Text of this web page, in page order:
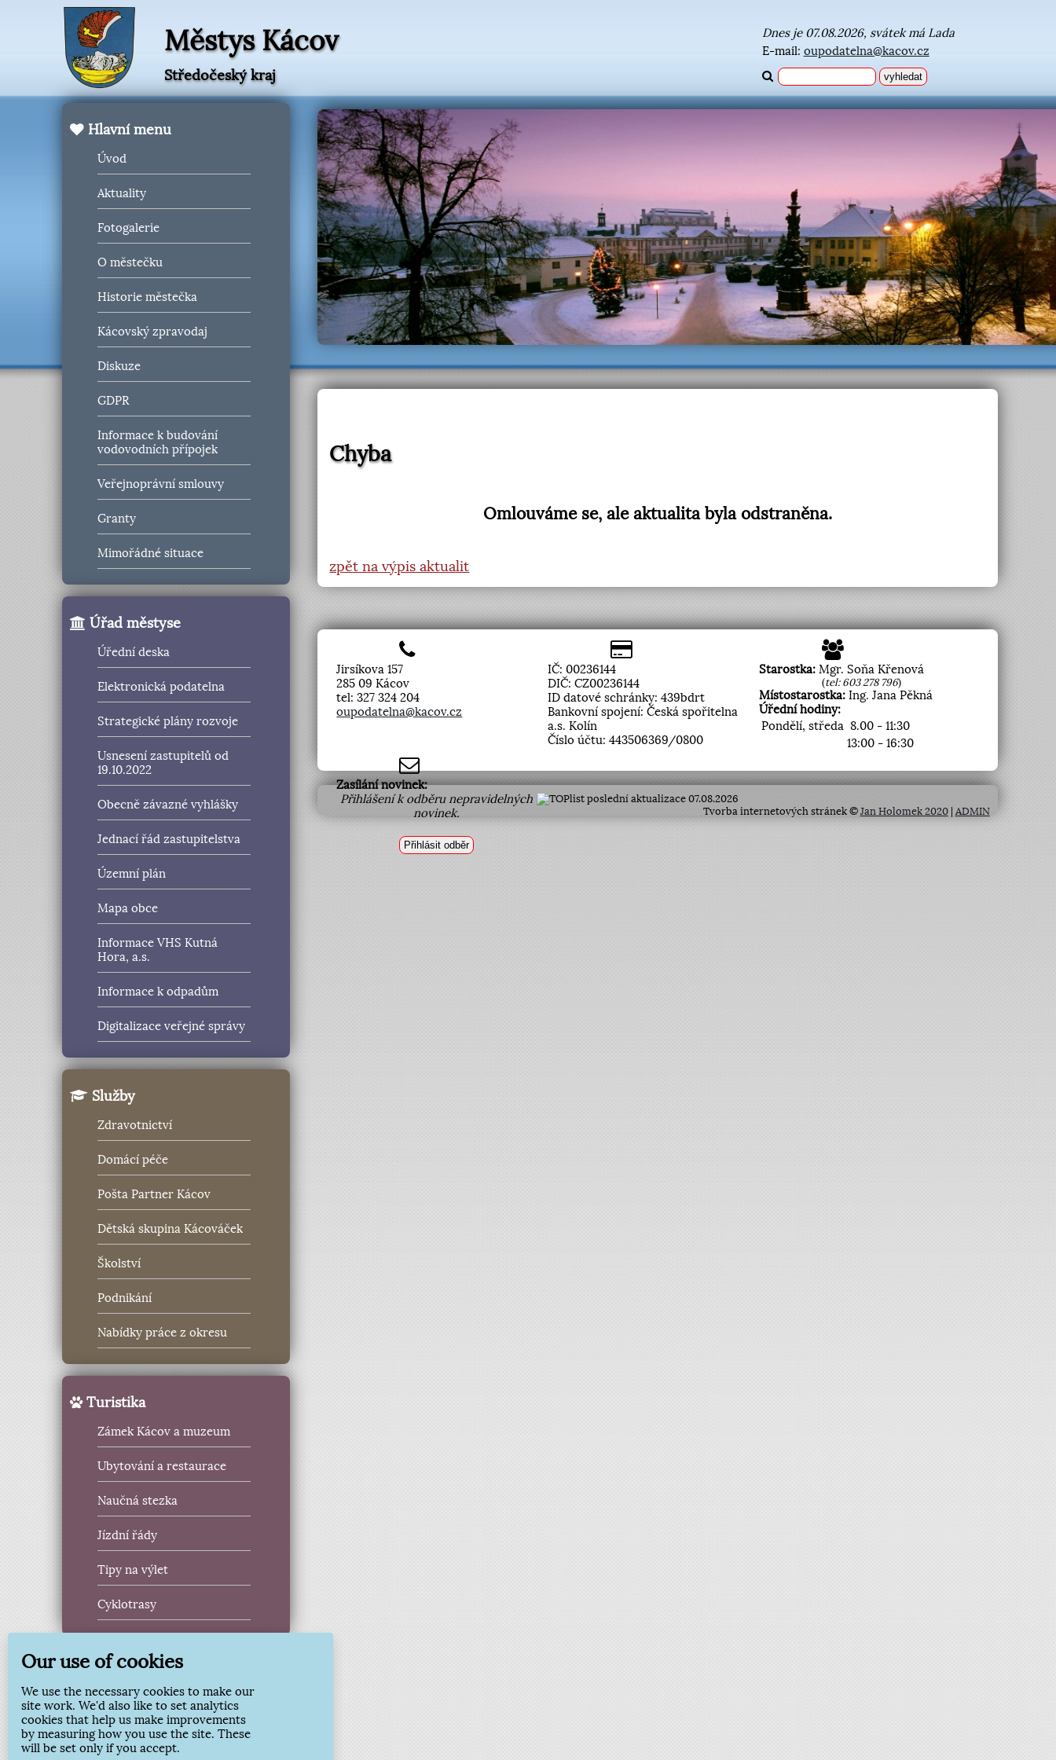
Městys Kácov
Středočeský kraj
Dnes je 07.08.2026, svátek má Lada
E-mail: oupodatelna@kacov.cz
Hlavní menu
Úvod
Aktuality
Fotogalerie
O městečku
Historie městečka
Kácovský zpravodaj
Diskuze
GDPR
Informace k budování
vodovodních přípojek
Veřejnoprávní smlouvy
Granty
Mimořádné situace
Úřad městyse
Úřední deska
Elektronická podatelna
Strategické plány rozvoje
Usnesení zastupitelů od
19.10.2022
Obecně závazné vyhlášky
Jednací řád zastupitelstva
Územní plán
Mapa obce
Informace VHS Kutná
Hora, a.s.
Informace k odpadům
Digitalizace veřejné správy
Služby
Zdravotnictví
Domácí péče
Pošta Partner Kácov
Dětská skupina Kácováček
Školství
Podnikání
Nabídky práce z okresu
Turistika
Zámek Kácov a muzeum
Ubytování a restaurace
Naučná stezka
Jízdní řády
Tipy na výlet
Cyklotrasy
Spolky a sport
Tradiční akce
Chyba
Omlouváme se, ale aktualita byla odstraněna.
zpět na výpis aktualit
Jirsíkova 157
285 09 Kácov
tel: 327 324 204
oupodatelna@kacov.cz
IČ: 00236144
DIČ: CZ00236144
ID datové schránky: 439bdrt
Bankovní spojení: Česká spořitelna
a.s. Kolín
Číslo účtu: 443506369/0800
Starostka: Mgr. Soňa Křenová
(tel: 603 278 796)
Místostarostka: Ing. Jana Pěkná
Úřední hodiny:
Pondělí, středa 8.00 - 11:30
13:00 - 16:30
Zasílání novinek:
Přihlášení k odběru nepravidelných
novinek.
Přihlásit odběr
poslední aktualizace 07.08.2026
Tvorba internetových stránek © Jan Holomek 2020| ADMIN
Our use of cookies
We use the necessary cookies to make our
site work. We'd also like to set analytics
cookies that help us make improvements
by measuring how you use the site. These
will be set only if you accept.